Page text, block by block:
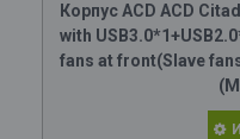
Корпус ACD ACD
with
fans at front(Slave